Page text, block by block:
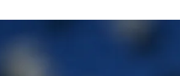
ליגה סינית